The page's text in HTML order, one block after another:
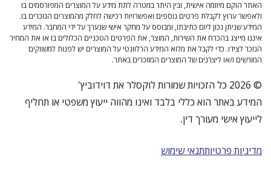
האתר הוקם מיוזמה אישית, ובין היתר במטרה לתת מידע על המוצרים המפורסמים בו
ולאפשר ערוץ לקבלת פרטים נוספים ואפשרויות רכישה לחלק מהמוצרים הנזכרים בו.
המידע שניתן נכון ליום כתיבתו, ומבוסס על מחקר אישי שנערך על ידי המחבר. המידע
איננו מייצג בהכרח את השירות, המוצר, את הפרטים הטכניים הכלולים בו או את המחיר
הנזכר לצידו. כדי לקבל את מלוא המידע הרלוונטי על המוצרים יש לפנות למשווקים
המורשים ו/או ליצרנים של המוצרים המוזכרים באתר.
© 2026 כל הזכויות שמורות לוקסלר את דוידוביץ'
המידע באתר הוא כללי בלבד ואינו מהווה ייעוץ משפטי או תחליף
לייעוץ אישי מעורך דין.
מדיניות פרטיותתנאי שימוש